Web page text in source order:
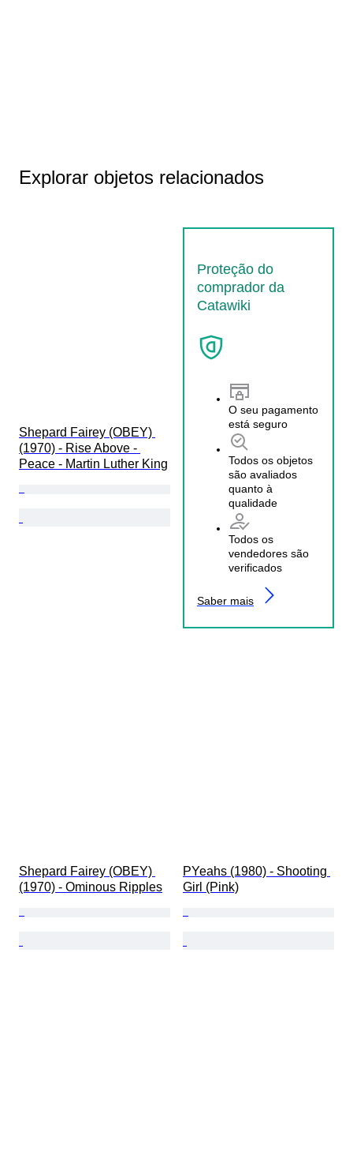
Explorar objetos relacionados
Proteção do
comprador da
Catawiki
O seu pagamento
está seguro
Todos os objetos
são avaliados
quanto à
qualidade
Todos os
vendedores são
verificados
Saber mais
Shepard Fairey (OBEY)
(1970) - Rise Above -
Peace - Martin Luther King
Shepard Fairey (OBEY)
(1970) - Ominous Ripples
PYeahs (1980) - Shooting
Girl (Pink)